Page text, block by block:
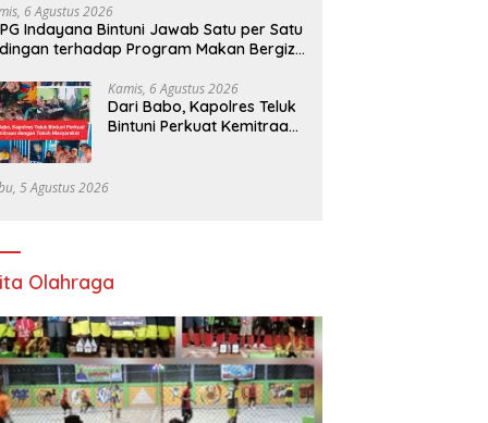
6 Agustus 2026
Indayana Bintuni Jawab Satu per Satu
terhadap Program Makan Bergizi
Kamis, 6 Agustus 2026
Dari Babo, Kapolres Teluk
Bintuni Perkuat Kemitraan
5 Agustus 2026
Olahraga